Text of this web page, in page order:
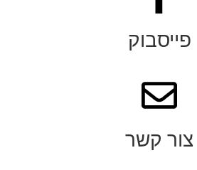
פייסבוק
צור קשר